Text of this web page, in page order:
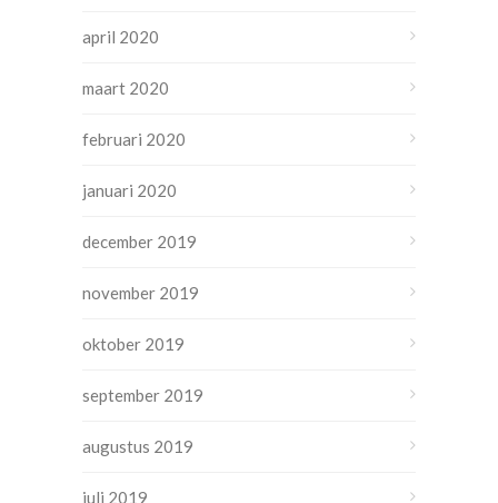
april 2020
maart 2020
februari 2020
januari 2020
december 2019
november 2019
oktober 2019
september 2019
augustus 2019
juli 2019